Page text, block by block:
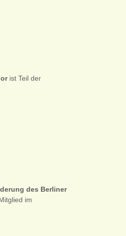
ist Teil der
des Berliner
im